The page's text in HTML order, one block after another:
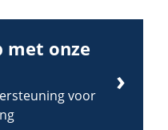
met onze
voor
›